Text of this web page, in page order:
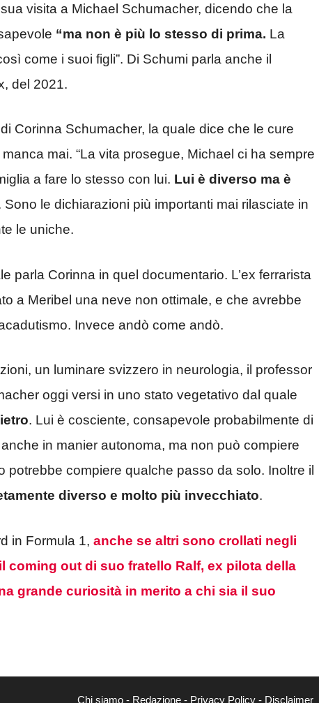
visita a Michael Schumacher, dicendo che la
“ma non è più lo stesso di prima. La
come i suoi figli”. Di Schumi parla anche il
del 2021.
Corinna Schumacher, la quale dice che le cure
mai. “La vita prosegue, Michael ci ha sempre
a fare lo stesso con lui. Lui è diverso ma è
Sono le dichiarazioni più importanti mai rilasciate in
le uniche.
parla Corinna in quel documentario. L’ex ferrarista
a Meribel una neve non ottimale, e che avrebbe
Invece andò come andò.
un luminare svizzero in neurologia, il professor
oggi versi in uno stato vegetativo dal quale
. Lui è cosciente, consapevole probabilmente di
in manier autonoma, ma non può compiere
potrebbe compiere qualche passo da solo. Inoltre il
diverso e molto più invecchiato.
in Formula 1, anche se altri sono crollati negli
il coming out di suo fratello Ralf, ex pilota della
grande curiosità in merito a chi sia il suo
Chi siamo- Redazione- Privacy Policy- Disclaimer